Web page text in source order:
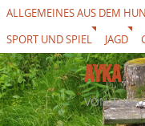
ALLGEMEINES AUS DEM
SPORT UND SPIEL
JAGD
AYKA
VON